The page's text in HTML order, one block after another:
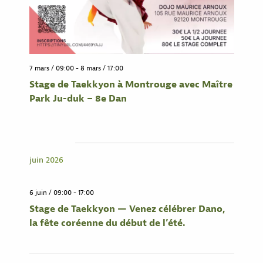
Stage de Taekkyon à Montrouge avec Maître
Park Ju-duk – 8e Dan
7 mars / 09:00-8 mars / 17:00
juin 2026
Stage de Taekkyon — Venez célébrer Dano,
la fête coréenne du début de l’été.
6 juin / 09:00-17:00